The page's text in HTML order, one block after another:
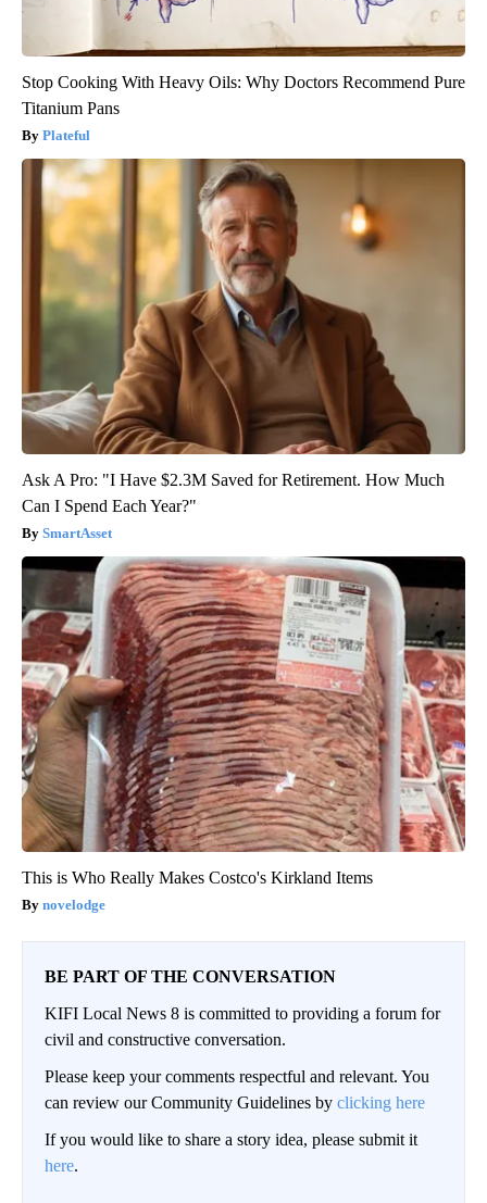
Stop Cooking With Heavy Oils: Why Doctors Recommend Pure
Titanium Pans
Plateful
Ask A Pro: "I Have $2.3M Saved for Retirement. How Much
Can I Spend Each Year?"
SmartAsset
This is Who Really Makes Costco's Kirkland Items
novelodge
BE PART OF THE CONVERSATION
KIFI Local News 8 is committed to providing a forum for
civil and constructive conversation.
Please keep your comments respectful and relevant. You
can review our Community Guidelines by clicking here
If you would like to share a story idea, please submit it
here.